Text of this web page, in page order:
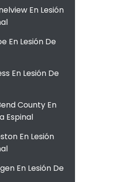
En Lesión
En Lesión De
En Lesión De
County En
Espinal
En Lesión
En Lesión De